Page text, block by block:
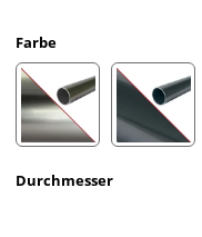
Farbe
Durchmesser